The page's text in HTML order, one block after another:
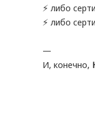
⚡️ либо
⚡️ либо
—
И, конечно,